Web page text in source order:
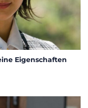
Eigenschaften